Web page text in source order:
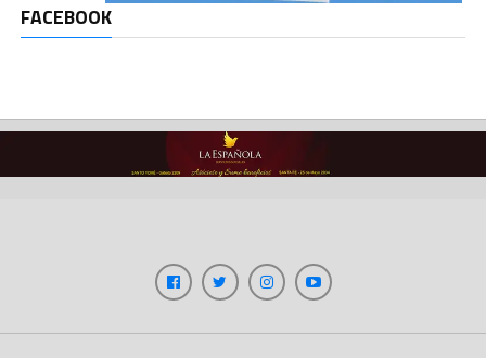
FACEBOOK